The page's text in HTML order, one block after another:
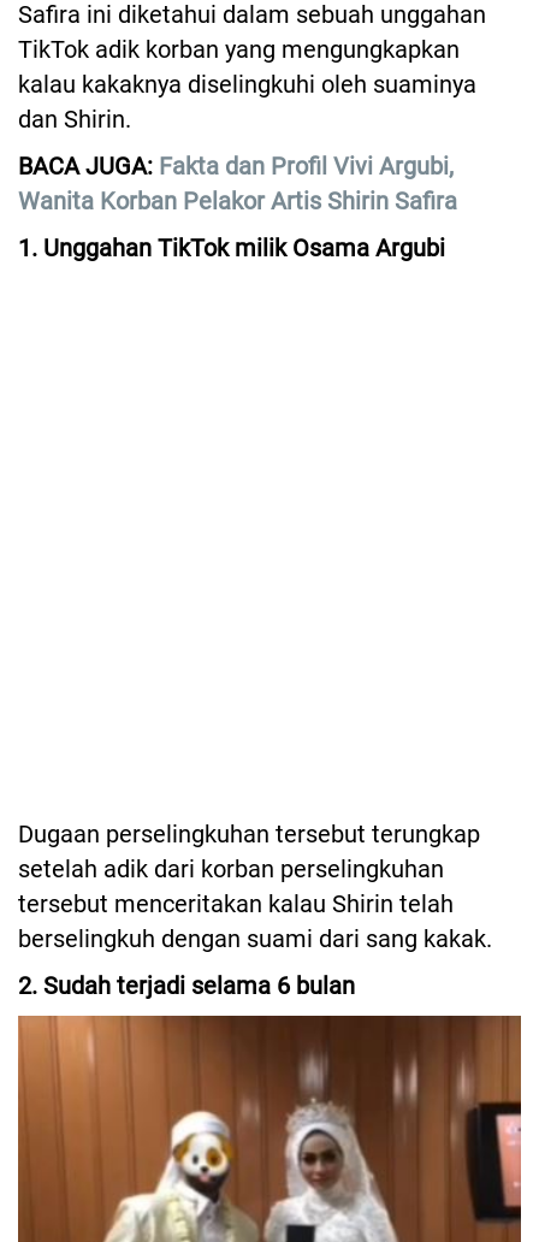
Safira ini diketahui dalam sebuah unggahan
TikTok adik korban yang mengungkapkan
kalau kakaknya diselingkuhi oleh suaminya
dan Shirin.
BACA JUGA: Fakta dan Profil Vivi Argubi,
Wanita Korban Pelakor Artis Shirin Safira
1. Unggahan TikTok milik Osama Argubi
Dugaan perselingkuhan tersebut terungkap
setelah adik dari korban perselingkuhan
tersebut menceritakan kalau Shirin telah
berselingkuh dengan suami dari sang kakak.
2. Sudah terjadi selama 6 bulan